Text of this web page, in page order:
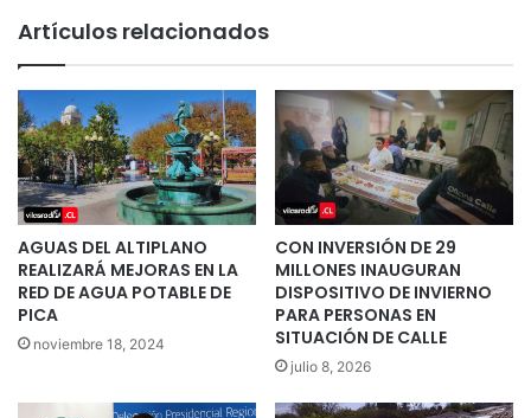
Artículos relacionados
AGUAS DEL ALTIPLANO
REALIZARÁ MEJORAS EN LA
RED DE AGUA POTABLE DE
PICA
noviembre 18, 2024
CON INVERSIÓN DE 29
MILLONES INAUGURAN
DISPOSITIVO DE INVIERNO
PARA PERSONAS EN
SITUACIÓN DE CALLE
julio 8, 2026